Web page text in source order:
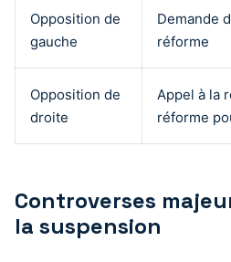
Opposition de
gauche
Demande
réforme
Opposition de
droite
Appel à la
réforme
Controverses
la suspension